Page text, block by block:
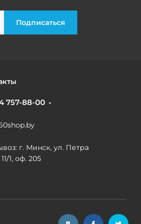
757-88-00
г. Минск, ул. Петра
1, оф. 205